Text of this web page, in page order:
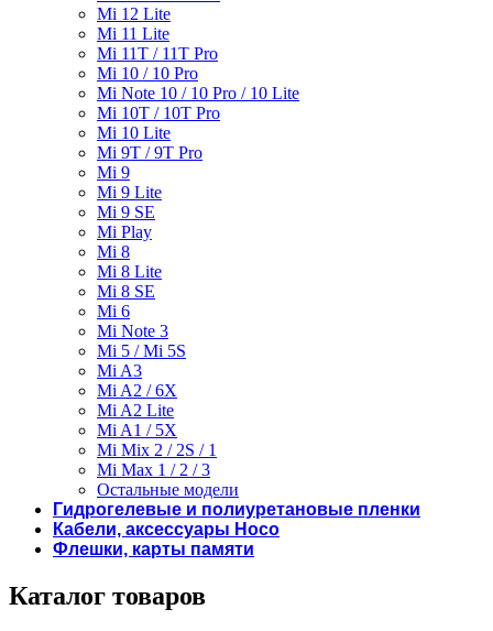
Mi 12 Lite
Mi 11 Lite
Mi 11T / 11T Pro
Mi 10 / 10 Pro
Mi Note 10 / 10 Pro / 10 Lite
Mi 10T / 10T Pro
Mi 10 Lite
Mi 9T / 9T Pro
Mi 9
Mi 9 Lite
Mi 9 SE
Mi Play
Mi 8
Mi 8 Lite
Mi 8 SE
Mi 6
Mi Note 3
Mi 5 / Mi 5S
Mi A3
Mi A2 / 6X
Mi A2 Lite
Mi A1 / 5X
Mi Mix 2 / 2S / 1
Mi Max 1 / 2 / 3
Остальные модели
Гидрогелевые и полиуретановые пленки
Кабели, аксессуары Hoco
Флешки, карты памяти
Каталог товаров